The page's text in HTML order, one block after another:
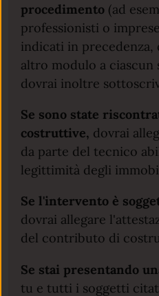
procedimento (ad
professionisti o
indicati in
altro modulo a ciascun
dovrai inoltre
Se sono state
costruttive, dovrai
da parte del tecnico
legittimità degli
Se l'intervento è
dovrai allegare
del contributo di
Se stai presentando
tu e tutti i soggetti